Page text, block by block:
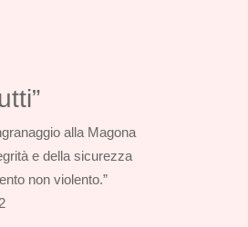
alla Magona
e della sicurezza
non violento.”